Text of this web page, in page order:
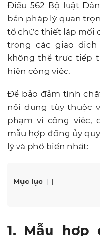
Điều 562 Bộ luật
bản pháp lý quan
tổ chức thiết lập mối
trong các giao
không thể trực tiếp
hiện công việc.
Để bảo đảm tính
nội dung tùy thuộc
phạm vi công việc,
mẫu hợp đồng ủy
lý và phổ biến nhất:
Mục lục
1. Mẫu hợp